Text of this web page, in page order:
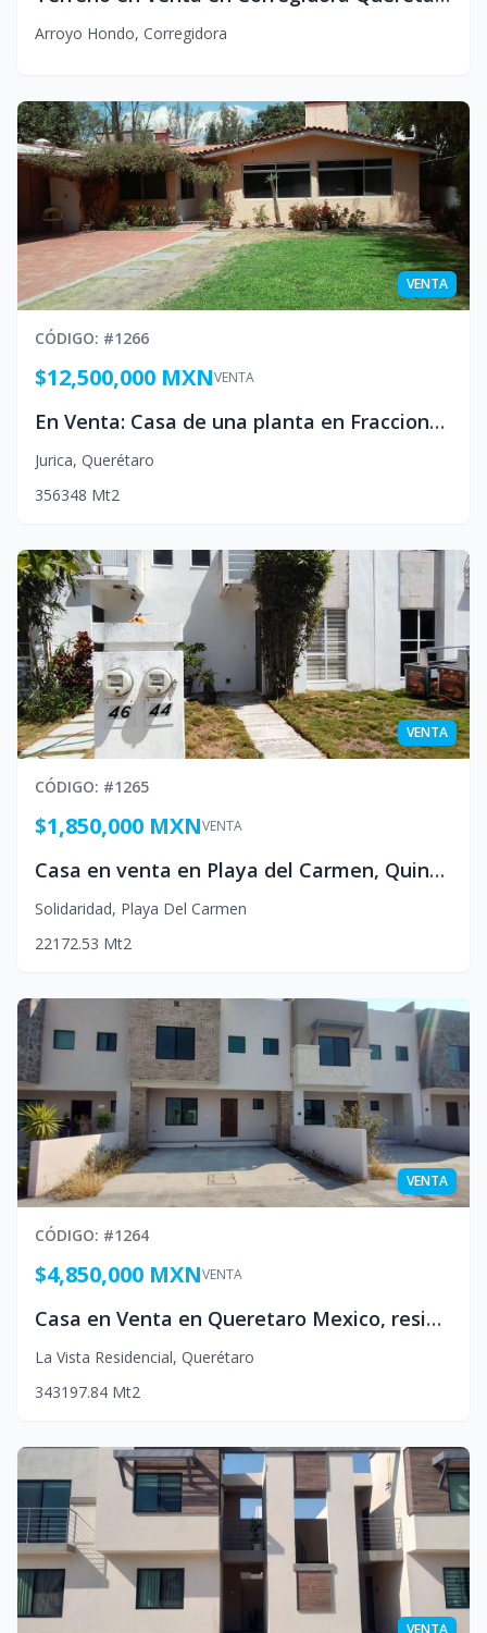
Arroyo Hondo, Corregidora
VENTA
CÓDIGO: #1266
VENTA
$12,500,000 MXN
En Venta: Casa de una planta en Fraccionamiento Residencial muy arbolado y calles empedradas:
Jurica, Querétaro
356348 Mt2
VENTA
CÓDIGO: #1265
VENTA
$1,850,000 MXN
Casa en venta en Playa del Carmen, Quintana Roo
Solidaridad, Playa Del Carmen
221 72.53 Mt2
VENTA
CÓDIGO: #1264
VENTA
$4,850,000 MXN
Casa en Venta en Queretaro Mexico, residencial la Vista
La Vista Residencial, Querétaro
343197.84 Mt2
VENTA